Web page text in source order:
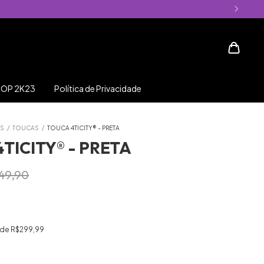
2K23 Política de Privacidade
/ TOUCAS / TOUCA 4TICITY®️ - PRETA
- PRETA
R$299,99